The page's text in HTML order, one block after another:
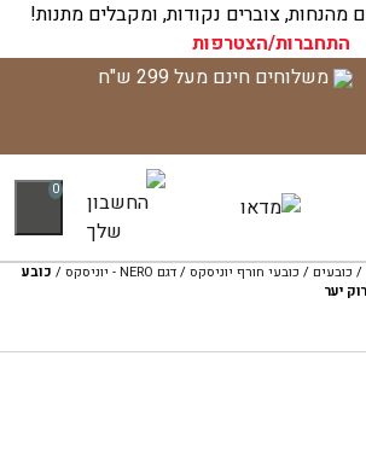
מהנחות, צוברים נקודות, ומקבלים מתנות!
התחברות/הצטרפות
משלוחים חינם מעל 299 ש"ח
0
עגלת הקניות שלך ריקה כעת!
/ כובעים / כובעי חורף יוניסקס/דגם NERO - יוניסקס / כובע